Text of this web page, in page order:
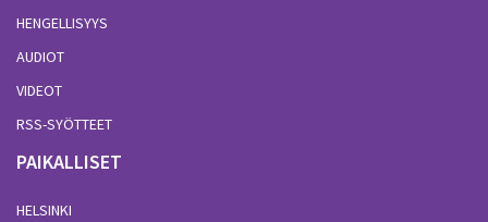
HENGELLISYYS
AUDIOT
VIDEOT
RSS-SYÖTTEET
PAIKALLISET
HELSINKI